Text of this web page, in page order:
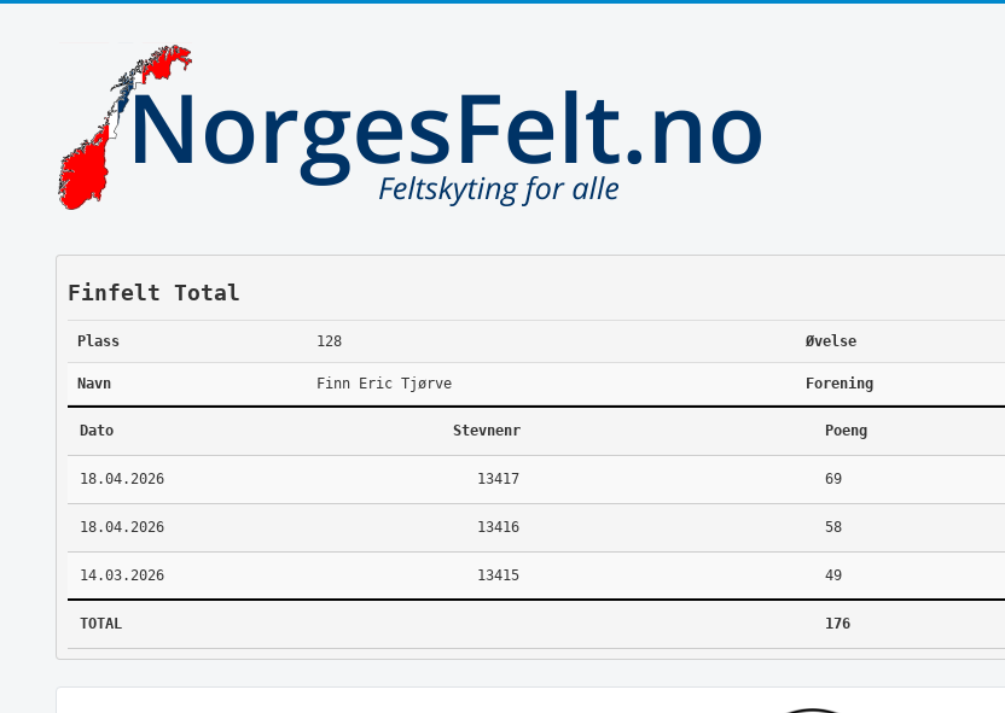
Finfelt Total
Plass 128 Øvelse
Navn Finn Eric Tjørve Forening
Dato Stevnenr Poeng
18.04.2026 13417 69
18.04.2026 13416 58
14.03.2026 13415 49
TOTAL 176